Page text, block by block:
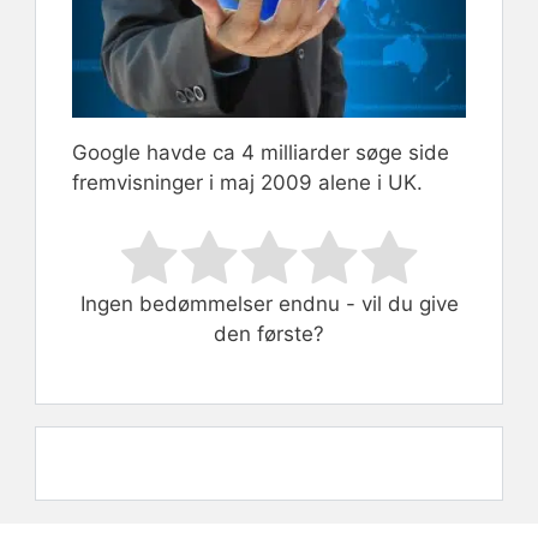
Google havde ca 4 milliarder søge side
fremvisninger i maj 2009 alene i UK.
Rate this item:
Submit Rating
Ingen bedømmelser endnu - vil du give
den første?